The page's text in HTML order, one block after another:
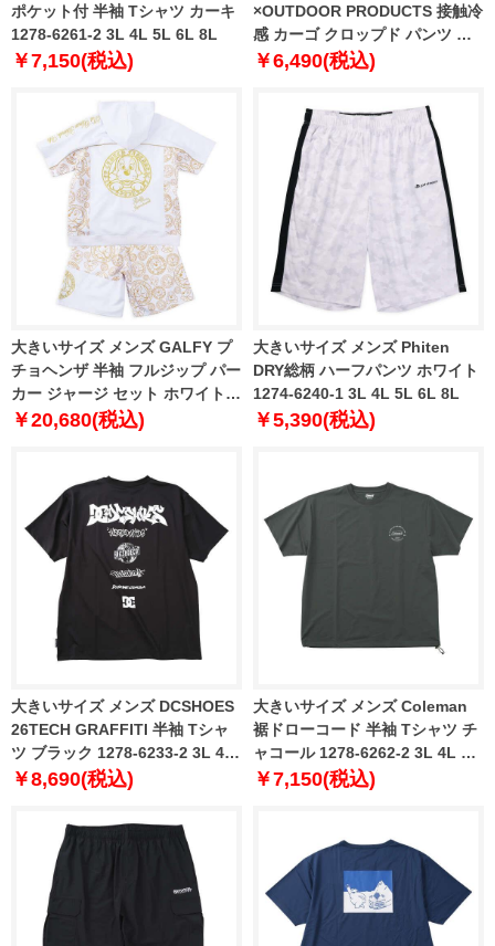
ポケット付 半袖 Tシャツ カーキ
1278-6261-2 3L 4L 5L 6L 8L
￥7,150(税込)
×OUTDOOR PRODUCTS 接触冷
感 カーゴ クロップド パンツ チ
ャコール 1274-6270-1 3L 4L 5L
￥6,490(税込)
大きいサイズ メンズ GALFY プ
チョヘンザ 半袖 フルジップ パー
カー ジャージ セット ホワイト
1258-6265-1 3L 4L 5L 6L
￥20,680(税込)
大きいサイズ メンズ Phiten
DRY総柄 ハーフパンツ ホワイト
1274-6240-1 3L 4L 5L 6L 8L
￥5,390(税込)
大きいサイズ メンズ DCSHOES
26TECH GRAFFITI 半袖 Tシャ
ツ ブラック 1278-6233-2 3L 4L
5L 6L
￥8,690(税込)
大きいサイズ メンズ Coleman
裾ドローコード 半袖 Tシャツ チ
ャコール 1278-6262-2 3L 4L 5L
6L 8L
￥7,150(税込)